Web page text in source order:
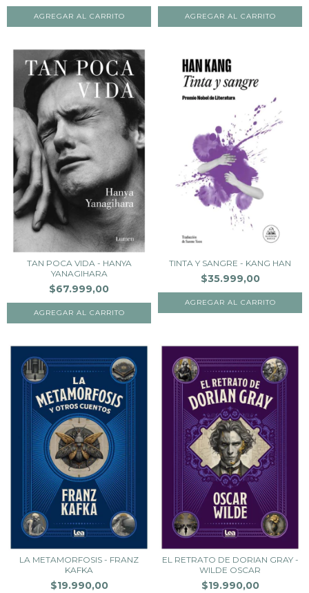
TAN POCA VIDA - HANYA
YANAGIHARA
$67.999,00
TINTA Y SANGRE - KANG HAN
$35.999,00
LA METAMORFOSIS - FRANZ
KAFKA
$19.990,00
EL RETRATO DE DORIAN GRAY -
WILDE OSCAR
$19.990,00